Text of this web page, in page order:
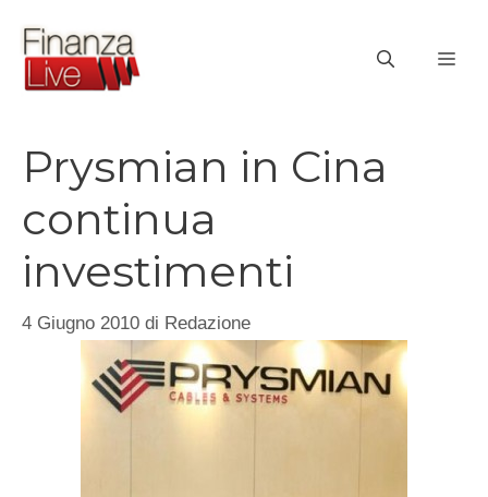
contenuto
Prysmian in Cina
continua
investimenti
4 Giugno 2010 di Redazione